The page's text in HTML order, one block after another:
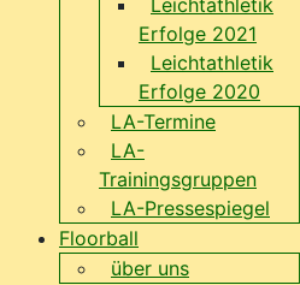
Leichtathletik
Erfolge 2021
Leichtathletik
Erfolge 2020
LA-Termine
LA-
Trainingsgruppen
LA-Pressespiegel
Floorball
über uns